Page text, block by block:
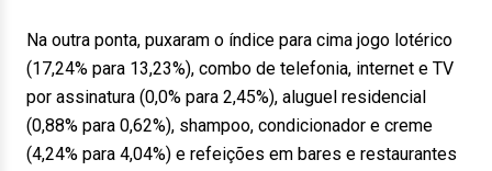
Na outra ponta, puxaram o índice para cima jogo lotérico
(17,24% para 13,23%), combo de telefonia, internet e TV
por assinatura (0,0% para 2,45%), aluguel residencial
(0,88% para 0,62%), shampoo, condicionador e creme
(4,24% para 4,04%) e refeições em bares e restaurantes